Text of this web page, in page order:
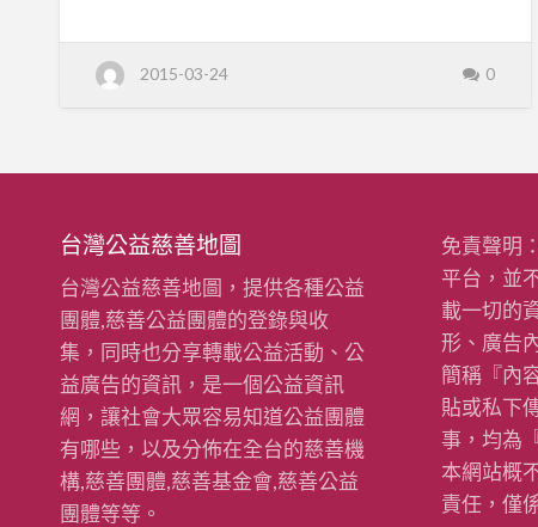
2015-03-24 0
台灣公益慈善地圖
台灣公益慈善地圖，提供各種公益
團體,慈善公益團體的登錄與收
集，同時也分享轉載公益活動、公
益廣告的資訊，是一個公益資訊
網，讓社會大眾容易知道公益團體
有哪些，以及分佈在全台的慈善機
構,慈善團體,慈善基金會,慈善公益
團體等等。
免責聲明
平台，並
載一切的
形、廣告
簡稱『內
貼或私下
事，均為
本網站概
責任，僅